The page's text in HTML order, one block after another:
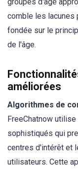
comble les lacunes
fondée sur le
de l'âge.
améliorées
Algorithmes de
FreeChatnow
sophistiqués qui
centres d'intérêt et
utilisateurs. Cette